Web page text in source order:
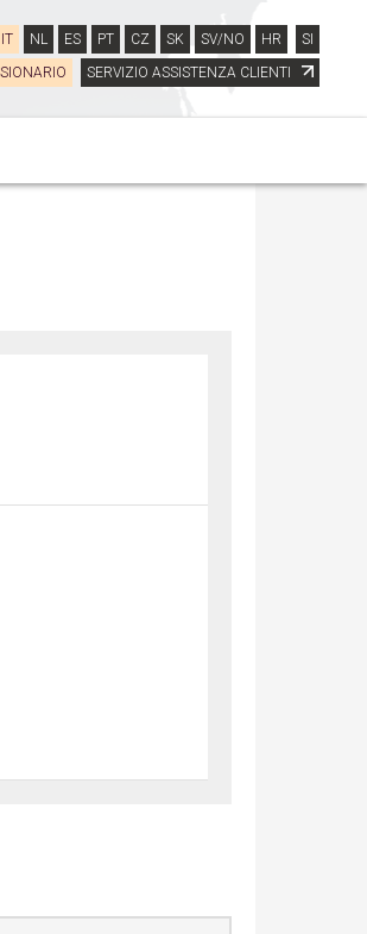
IT NL ES PT CZ SK SV/NO HR
SI
SERVIZIO ASSISTENZA CLIENTI